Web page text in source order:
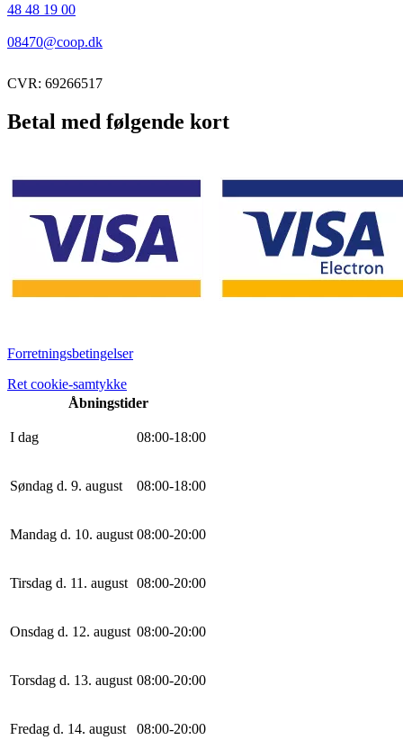
48 48 19 00
08470@coop.dk
CVR: 69266517
Betal med følgende kort
Forretningsbetingelser
Ret cookie-samtykke
Åbningstider
I dag 08:00-18:00
Søndag d. 9. august 08:00-18:00
Mandag d. 10. august 08:00-20:00
Tirsdag d. 11. august 08:00-20:00
Onsdag d. 12. august 08:00-20:00
Torsdag d. 13. august 08:00-20:00
Fredag d. 14. august 08:00-20:00